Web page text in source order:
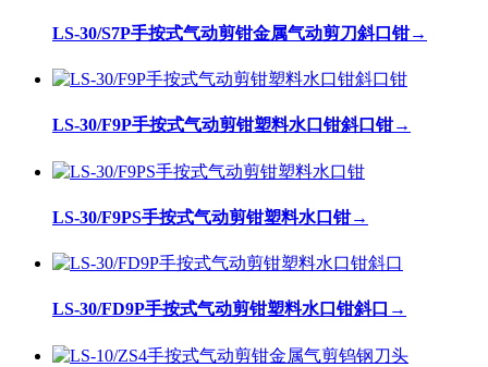
LS-30/S7P手按式气动剪钳金属气动剪刀斜口钳→
LS-30/F9P手按式气动剪钳塑料水口钳斜口钳→
LS-30/F9PS手按式气动剪钳塑料水口钳→
LS-30/FD9P手按式气动剪钳塑料水口钳斜口 →